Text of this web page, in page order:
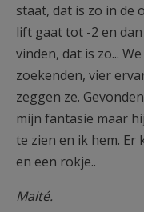
staat, dat is zo in de
lift gaat tot -2 en
vinden, dat is zo...
zoekenden, vier
zeggen ze.
mijn fantasie maar
te zien en ik hem. Er
en een rokje..
Maité.